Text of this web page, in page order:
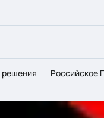
решения Российское